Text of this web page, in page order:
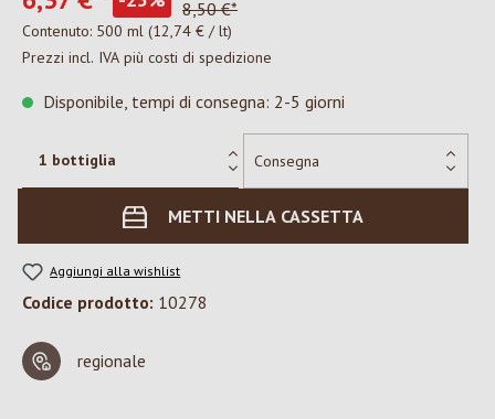
8,50 €*
Contenuto: 500 ml (12,74 € / lt)
Prezzi incl. IVA più costi di spedizione
Disponibile, tempi di consegna: 2-5 giorni
METTI NELLA CASSETTA
Aggiungi alla wishlist
Codice prodotto: 10278
regionale